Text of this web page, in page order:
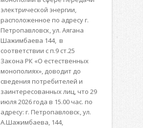
электрической энергии,
расположенное по адресу г.
Петропавловск, ул. Аягана
Шажимбаева 144, в
соответствии с п.9 ст.25
Закона РК «О естественных
монополиях», доводит до
сведения потребителей и
заинтересованных лиц, что 29
июля 2026 года в 15.00 час. по
адресу: г. Петропавловск, ул.
А.Шажимбаева, 144,